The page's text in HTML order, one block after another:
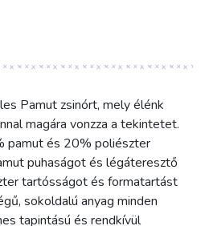
Pamut zsinórt, mely élénk
magára vonzza a tekintetet.
pamut és 20% poliészter
puhaságot és légáteresztő
tartósságot és formatartást
sokoldalú anyag minden
tapintású és rendkívül